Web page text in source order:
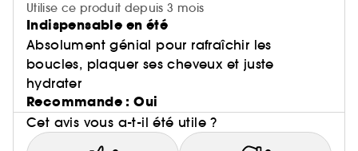
Utilise ce produit depuis 3 mois
Indispensable en été
Absolument génial pour rafraîchir les
boucles, plaquer ses cheveux et juste
hydrater
Recommande : Oui
Cet avis vous a-t-il été utile ?